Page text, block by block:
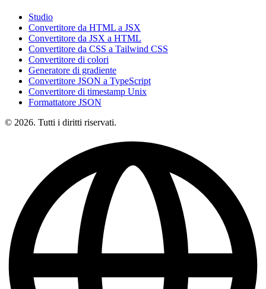
Studio
Convertitore da HTML a JSX
Convertitore da JSX a HTML
Convertitore da CSS a Tailwind CSS
Convertitore di colori
Generatore di gradiente
Convertitore JSON a TypeScript
Convertitore di timestamp Unix
Formattatore JSON
© 2026. Tutti i diritti riservati.